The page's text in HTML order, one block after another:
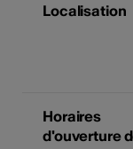
Localisation
Horaires
d'ouverture